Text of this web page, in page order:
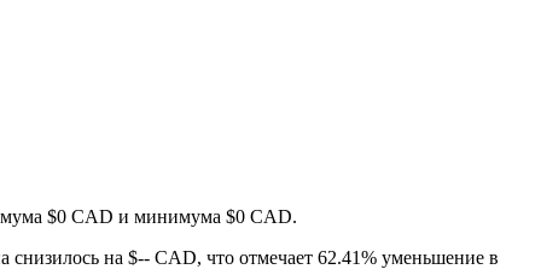
$0 CAD и минимума $0 CAD.
снизилось на $-- CAD, что отмечает 62.41% уменьшение в